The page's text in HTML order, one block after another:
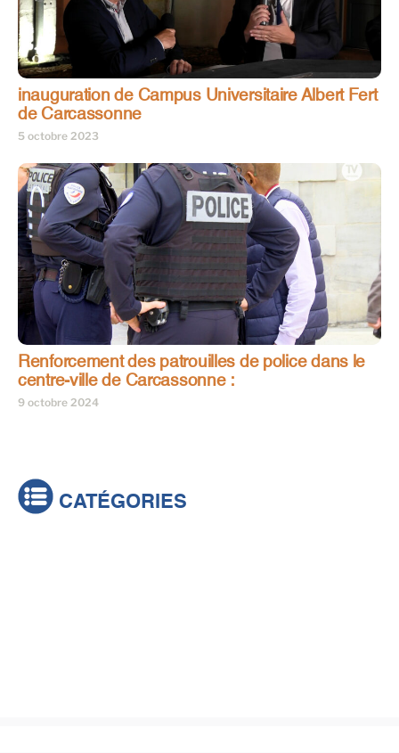
inauguration de Campus Universitaire Albert Fert
de Carcassonne
5 octobre 2023
Renforcement des patrouilles de police dans le
centre-ville de Carcassonne :
9 octobre 2024
CATÉGORIES